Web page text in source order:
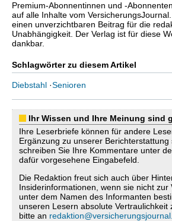
Premium-Abonnentinnen und -
auf alle Inhalte vom
einen unverzichtbaren Beitrag für die
Unabhängigkeit. Der Verlag ist für diese
dankbar.
Schlagwörter zu diesem Artikel
Diebstahl ·Senioren
Ihr Wissen und Ihre Meinung sind
Ihre Leserbriefe können für andere
Ergänzung zu unserer Berichterstattung
schreiben Sie Ihre Kommentare unter
dafür vorgesehene Eingabefeld.
Die Redaktion freut sich auch über
Insiderinformationen, wenn sie nicht zur
unter dem Namen des Informanten
unseren Lesern absolute Vertraulichkeit
bitte an